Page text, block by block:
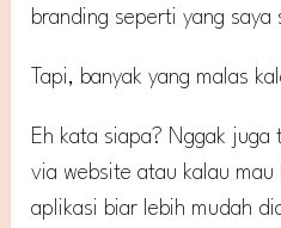
branding seperti yang saya
Tapi, banyak yang malas
Eh kata siapa? Nggak juga
via website atau kalau
aplikasi biar lebih mudah